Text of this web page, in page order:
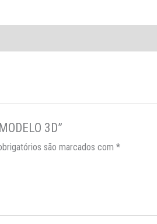
3D”
são marcados com *